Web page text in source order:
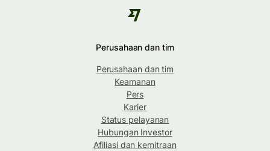
Perusahaan dan tim
Perusahaan dan tim
Keamanan
Pers
Karier
Status pelayanan
Hubungan Investor
Afiliasi dan kemitraan